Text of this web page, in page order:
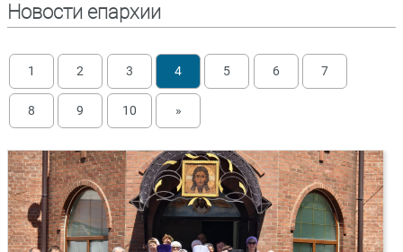
Новости епархии
1 2 3 4 5 6 7
8 9 10 »